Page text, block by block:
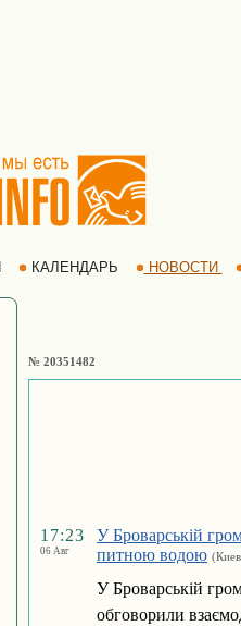
КАЛЕНДАРЬ НОВОСТИ
№ 20351482
17:23
06 Авг
У Броварській
питною водою
У Броварській
обговорили